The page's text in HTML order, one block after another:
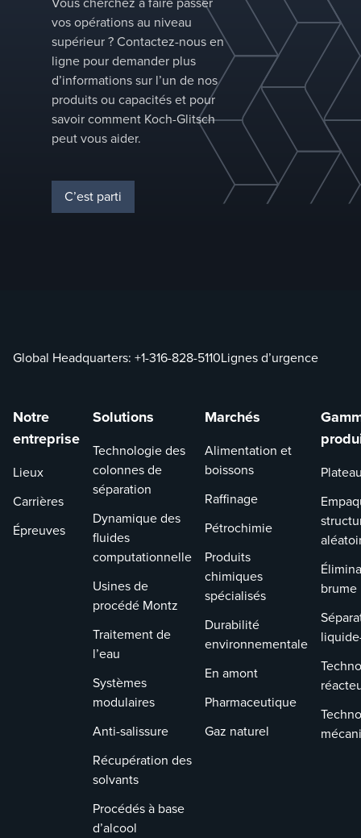
vos opérations au niveau
supérieur ? Contactez-nous en
ligne pour demander plus
d’informations sur l’un de nos
produits ou capacités et pour
savoir comment Koch-Glitsch
peut vous aider.
C’est parti
Global Headquarters: +1-316-828-5110Lignes d’urgence
Notre
entreprise
Lieux
Carrières
Épreuves
Solutions
Technologie des
colonnes de
séparation
Dynamique des
fluides
computationnelle
Usines de
procédé Montz
Traitement de
l’eau
Systèmes
modulaires
Anti-salissure
Récupération des
solvants
Procédés à base
d’alcool
Marchés
Alimentation et
boissons
Raffinage
Pétrochimie
Produits
chimiques
spécialisés
Durabilité
environnementale
En amont
Pharmaceutique
Gaz naturel
brume